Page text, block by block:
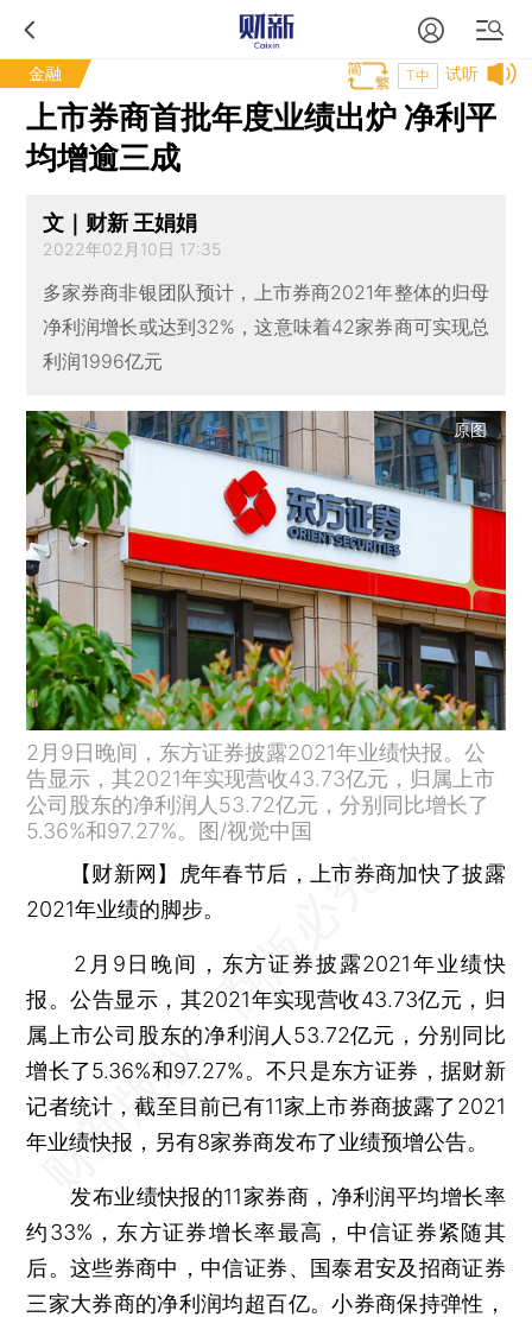
金融 试听
T中
上市券商首批年度业绩出炉 净利平
均增逾三成
文｜财新 王娟娟
2022年02月10日 17:35
多家券商非银团队预计，上市券商2021年整体的归母
净利润增长或达到32%，这意味着42家券商可实现总
利润1996亿元
原图
2月9日晚间，东方证券披露2021年业绩快报。公
告显示，其2021年实现营收43.73亿元，归属上市
公司股东的净利润人53.72亿元，分别同比增长了
5.36%和97.27%。图/视觉中国
【财新网】
虎年春节后，上市券商加快了披露
2021年业绩的脚步。
2月9日晚间，东方证券披露2021年业绩快
报。公告显示，其2021年实现营收43.73亿元，归
属上市公司股东的净利润人53.72亿元，分别同比
增长了5.36%和97.27%。不只是东方证券，据财新
记者统计，截至目前已有11家上市券商披露了2021
年业绩快报，另有8家券商发布了业绩预增公告。
发布业绩快报的11家券商，净利润平均增长率
约33%，东方证券增长率最高，中信证券紧随其
后。这些券商中，中信证券、国泰君安及招商证券
三家大券商的净利润均超百亿。小券商保持弹性，